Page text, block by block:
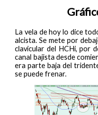
La vela de hoy lo dice
alcista. Se mete por
clavicular del HCHi, por
canal bajista desde
era parte baja del
se puede frenar.